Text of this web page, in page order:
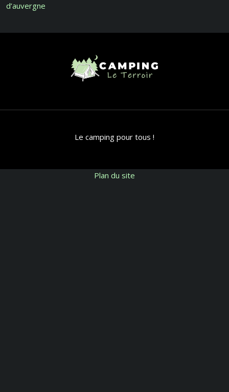
d’auvergne
Le camping pour tous !
Plan du site